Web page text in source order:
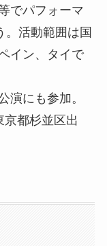
でパフォーマ
。活動範囲は国
イン、タイで
演にも参加。
都杉並区出